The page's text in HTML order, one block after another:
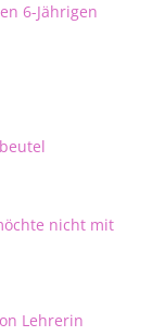
6-Jährigen
nicht mit
Lehrerin